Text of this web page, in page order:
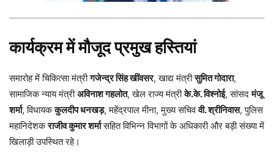
कार्यक्रम में मौजूद प्रमुख हस्तियां
समारोह में चिकित्सा मंत्रीगजेन्द्र सिंह खींवसर, खाद्य मंत्रीसुमित गोदारा,
सामाजिक न्याय मंत्रीअविनाश गहलोत, खेल राज्य मंत्रीके.के. विश्नोई, सांसदमंजू
शर्मा, विधायककुलदीप धनखड़, महेंद्रपाल मीना, मुख्य सचिववी. श्रीनिवास, पुलिस
महानिदेशकराजीव कुमार शर्मासहित विभिन्न विभागों के अधिकारी और बड़ी संख्या में
खिलाड़ी उपस्थित रहे।